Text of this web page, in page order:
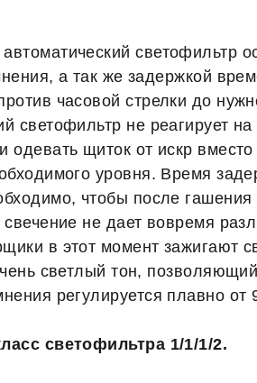
светофильтр
а так же задержкой
часовой стрелки до
светофильтр не реагирует
одевать щиток от искр
уровня. Время
чтобы после гашения
не дает вовремя
в этот момент зажигают
светлый тон,
регулируется плавно
светофильтра 1/1/1/2.